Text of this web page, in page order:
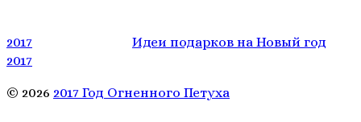
2017
Идеи подарков на Новый год
2017
© 2026 2017 Год Огненного Петуха